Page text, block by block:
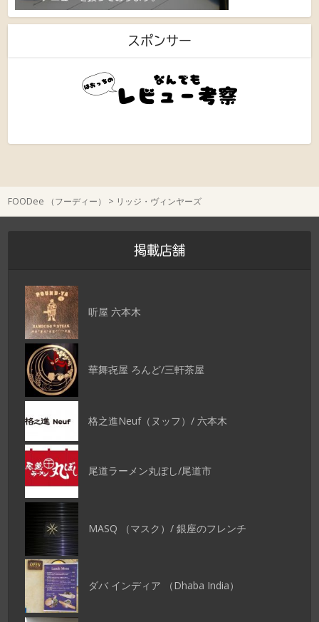
スポンサー
FOODee （フーディー） > リッジ・ヴィンヤーズ
掲載店舗
听屋 六本木
華舞㐂屋 ろんど/三軒茶屋
格之進Neuf（ヌッフ）/ 六本木
尾道ラーメン丸ぼし/尾道市
MASQ （マスク）/ 銀座のフレンチ
ダバ インディア （Dhaba India）